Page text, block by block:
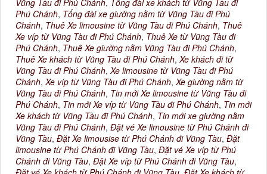
Vũng Tàu đi Phú Chánh, Tổng đài xe khách từ Vũng Tàu đi
Phú Chánh, Tổng đài xe giường nằm từ Vũng Tàu đi Phú
Chánh, Thuê Xe limousine từ Vũng Tàu đi Phú Chánh, Thuê
Xe víp từ Vũng Tàu đi Phú Chánh, Thuê Xe từ Vũng Tàu đi
Phú Chánh, Thuê Xe giường nằm Vũng Tàu đi Phú Chánh,
Thuê Xe khách từ Vũng Tàu đi Phú Chánh,Xe khách đi từ
Vũng Tàu đi Phú Chánh,Xe limousine từ Vũng Tàu đi Phú
Chánh,Xe víp từ Vũng Tàu đi Phú Chánh,Xe giường nằm từ
Vũng Tàu đi Phú Chánh, Tin mới Xe limousine từ Vũng Tàu đi
Phú Chánh, Tin mới Xe víp từ Vũng Tàu đi Phú Chánh, Tin mới
Xe khách từ Vũng Tàu đi Phú Chánh, Tin mới xe giường nằm
Vũng Tàu đi Phú Chánh, Đặt vé Xe limousine từ Phú Chánh đi
Vũng Tàu, Đặt Xe limousise từ Phú Chánh đi Vũng Tàu, Đặt
limousine từ Phú Chánh đi Vũng Tàu, Đặt vé Xe víp từ Phú
Chánh đi Vũng Tàu, Đặt Xe víp từ Phú Chánh đi Vũng Tàu,